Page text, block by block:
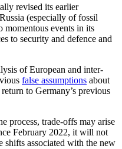
revised its earlier
(especially of fossil
momentous events in its
to security and defence and
of European and inter­
false assumptions about
to Germany’s pre­vious
process, trade-offs may arise
February 2022, it will not
shifts associated with the new